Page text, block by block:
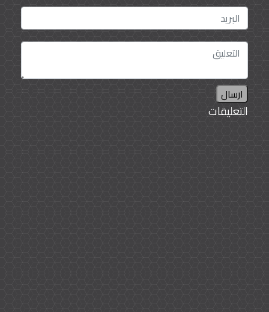
ارسال
التعليقات